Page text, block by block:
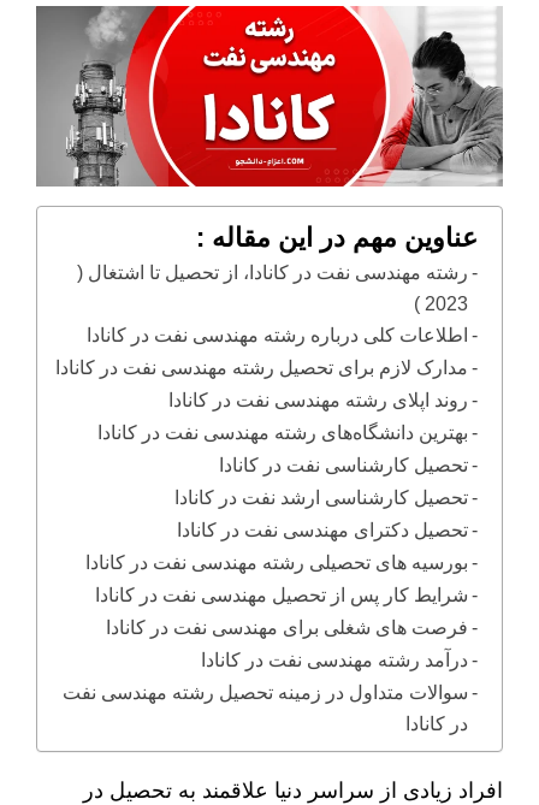
عناوین مهم در این مقاله :
رشته مهندسی نفت در کانادا، از تحصیل تا اشتغال (
2023 )
اطلاعات کلی درباره رشته مهندسی نفت در کانادا
مدارک لازم برای تحصیل رشته مهندسی نفت در کانادا
روند اپلای رشته مهندسی نفت در کانادا
بهترین دانشگاه‌های رشته مهندسی نفت در کانادا
تحصیل کارشناسی نفت در کانادا
تحصیل کارشناسی ارشد نفت در کانادا
تحصیل دکترای مهندسی نفت در کانادا
بورسیه های تحصیلی رشته مهندسی نفت در کانادا
شرایط کار پس از تحصیل مهندسی نفت در کانادا
فرصت­ های شغلی برای مهندسی نفت در کانادا
درآمد رشته مهندسی نفت در کانادا
سوالات متداول در زمینه تحصیل رشته مهندسی نفت
در کانادا
افراد زیادی از سراسر دنیا علاقمند به تحصیل در